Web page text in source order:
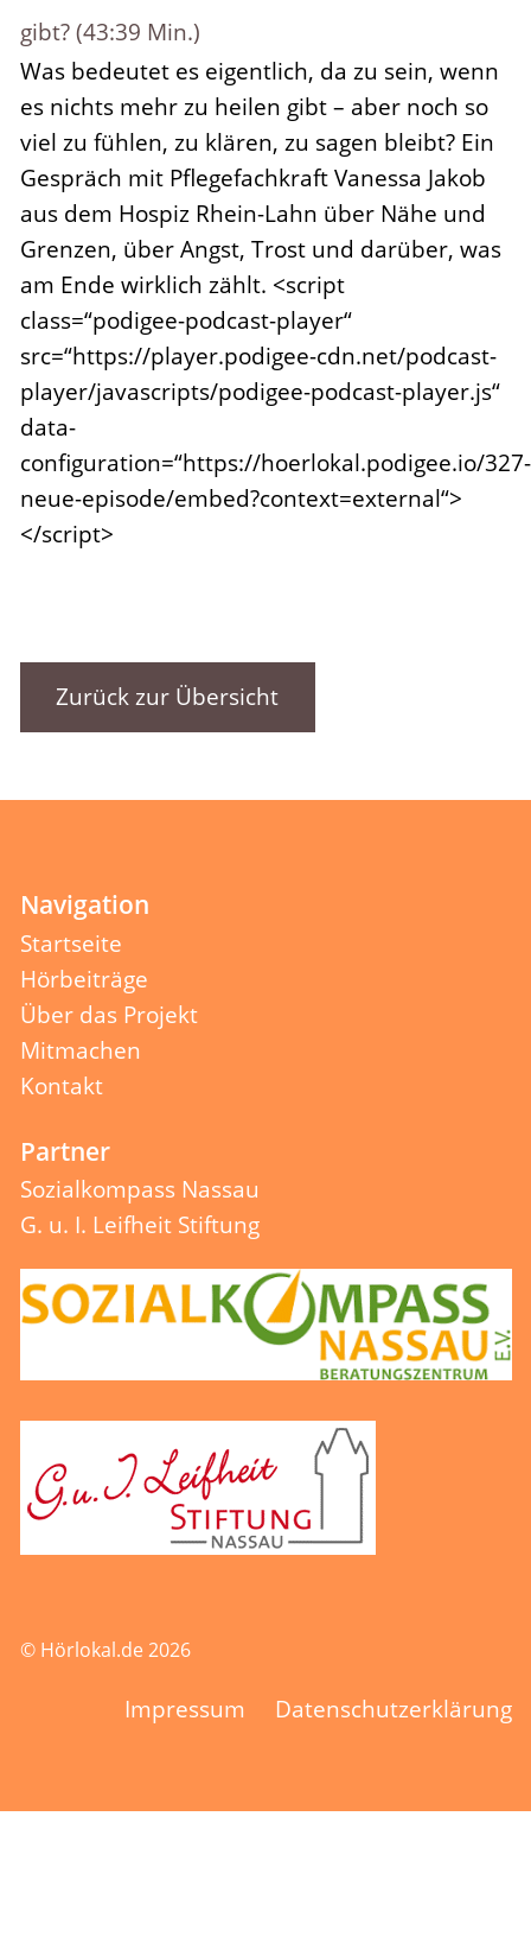
gibt? (43:39 Min.)
Was bedeutet es eigentlich, da zu sein, wenn
es nichts mehr zu heilen gibt – aber noch so
viel zu fühlen, zu klären, zu sagen bleibt? Ein
Gespräch mit Pflegefachkraft Vanessa Jakob
aus dem Hospiz Rhein-Lahn über Nähe und
Grenzen, über Angst, Trost und darüber, was
am Ende wirklich zählt. <script
class=“podigee-podcast-player“
src=“https://player.podigee-cdn.net/podcast-
player/javascripts/podigee-podcast-player.js“
data-
configuration=“https://hoerlokal.podigee.io/327-
neue-episode/embed?context=external“>
</script>
Zurück zur Übersicht
Navigation
Startseite
Hörbeiträge
Über das Projekt
Mitmachen
Kontakt
Partner
Sozialkompass Nassau
G. u. I. Leifheit Stiftung
© Hörlokal.de 2026
Impressum Datenschutzerklärung